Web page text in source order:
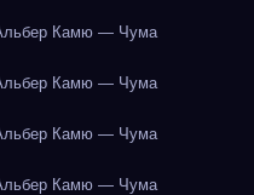
Камю — Чума
Камю — Чума
Камю — Чума
Камю — Чума